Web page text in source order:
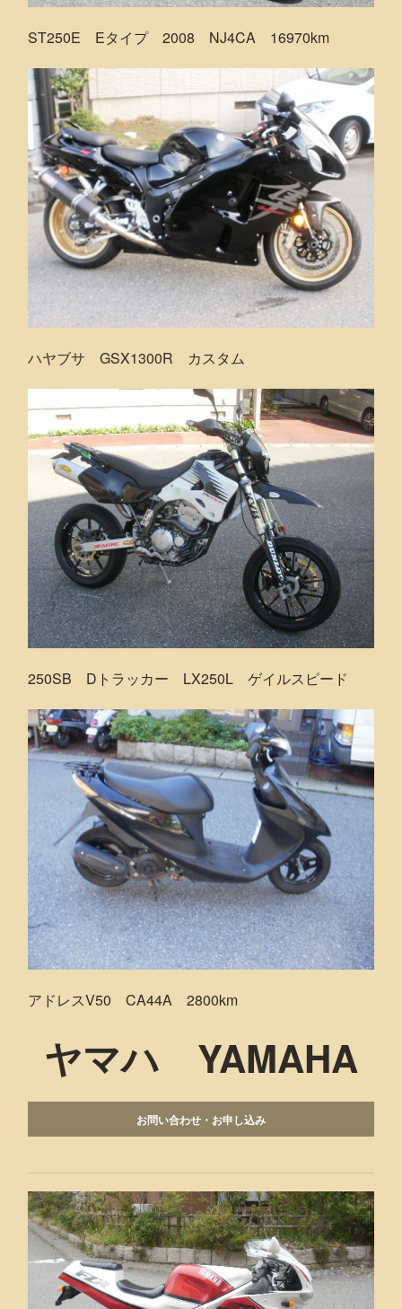
ST250E Eタイプ 2008 NJ4CA 16970km
ハヤブサ GSX1300R カスタム
250SB Dトラッカー LX250L ゲイルスピード
アドレスV50 CA44A 2800km
ヤマハ YAMAHA
お問い合わせ・お申し込み